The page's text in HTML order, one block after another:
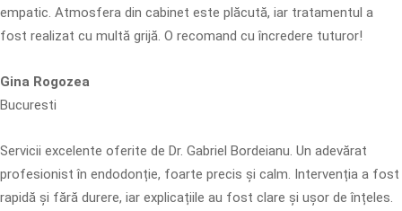
empatic. Atmosfera din cabinet este plăcută, iar tratamentul a
fost realizat cu multă grijă. O recomand cu încredere tuturor!
Gina Rogozea
Bucuresti
Servicii excelente oferite de Dr. Gabriel Bordeianu. Un adevărat
profesionist în endodonție, foarte precis și calm. Intervenția a fost
rapidă și fără durere, iar explicațiile au fost clare și ușor de înțeles.